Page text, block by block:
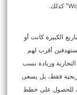
" كذلك.
الكبيرة كانت أو
أقرب لهم
وزيادة نسب
فقط، بل يسعى
للحصول على خطط